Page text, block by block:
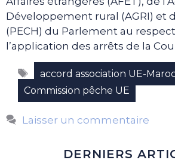
Développement rural (AGRI) et
(PECH) du Parlement au
l’application des arrêts de la
Étiquettes
accord association UE-
Commission pêche UE
Laisser un commentaire
DERNIERS